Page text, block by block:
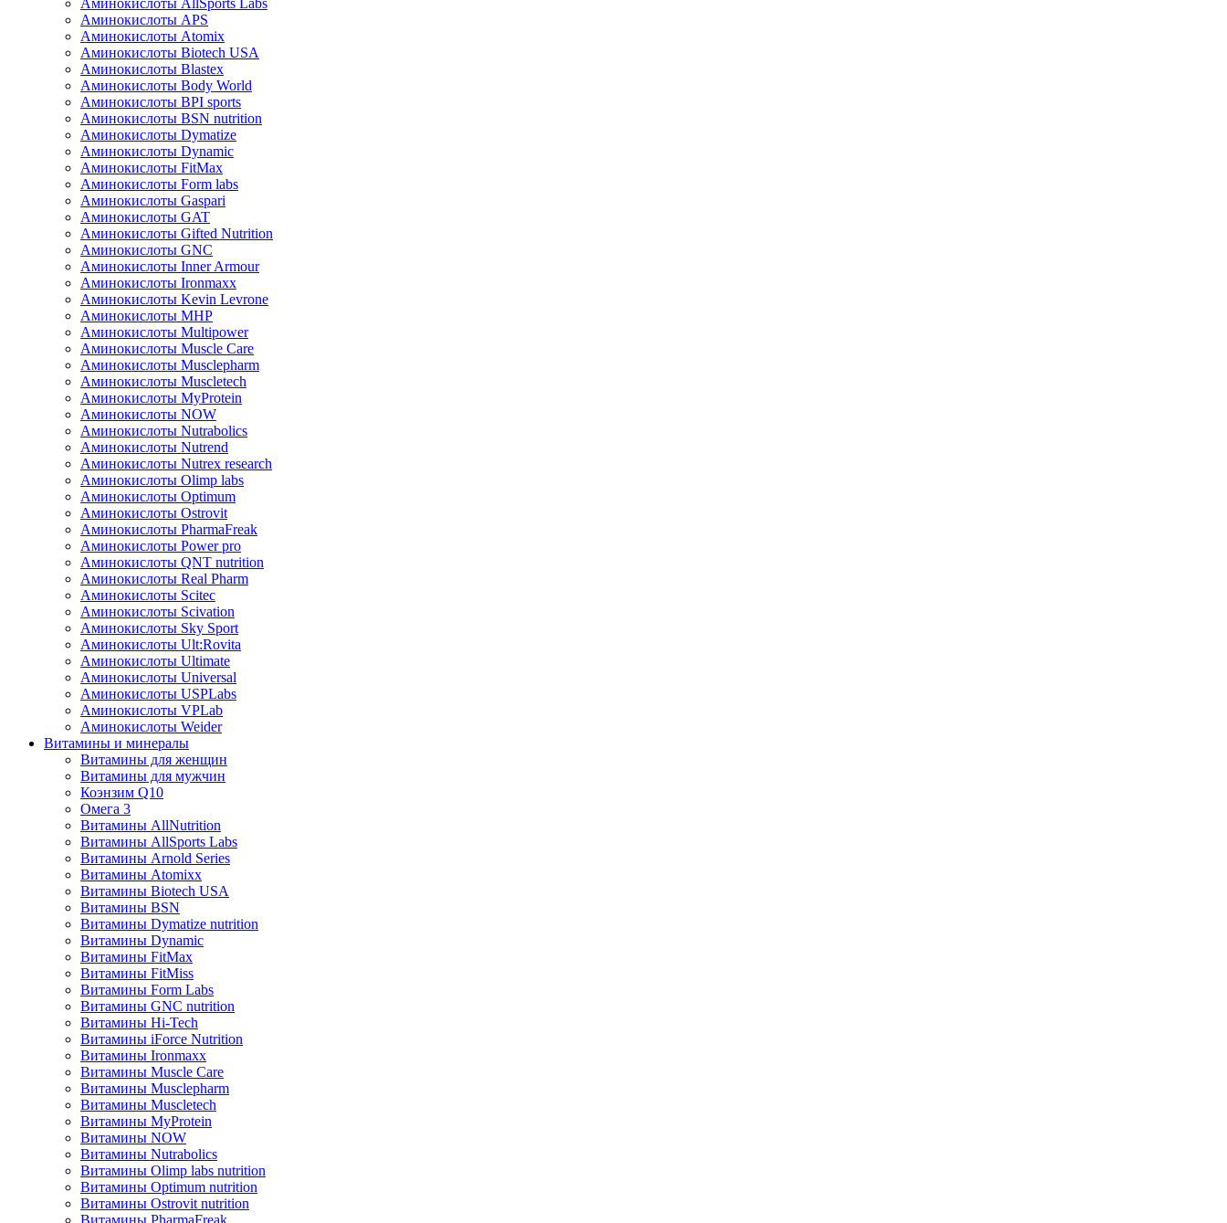
Аминокислоты APS
Аминокислоты Atomix
Аминокислоты Biotech USA
Аминокислоты Blastex
Аминокислоты Body World
Аминокислоты BPI sports
Аминокислоты BSN nutrition
Аминокислоты Dymatize
Аминокислоты Dynamic
Аминокислоты FitMax
Аминокислоты Form labs
Аминокислоты Gaspari
Аминокислоты GAT
Аминокислоты Gifted Nutrition
Аминокислоты GNC
Аминокислоты Inner Armour
Аминокислоты Ironmaxx
Аминокислоты Kevin Levrone
Аминокислоты MHP
Аминокислоты Multipower
Аминокислоты Muscle Care
Аминокислоты Musclepharm
Аминокислоты Muscletech
Аминокислоты MyProtein
Аминокислоты NOW
Аминокислоты Nutrabolics
Аминокислоты Nutrend
Аминокислоты Nutrex research
Аминокислоты Olimp labs
Аминокислоты Optimum
Аминокислоты Ostrovit
Аминокислоты PharmaFreak
Аминокислоты Power pro
Аминокислоты QNT nutrition
Аминокислоты Real Pharm
Аминокислоты Scitec
Аминокислоты Scivation
Аминокислоты Sky Sport
Аминокислоты Ult:Rovita
Аминокислоты Ultimate
Аминокислоты Universal
Аминокислоты USPLabs
Аминокислоты VPLab
Аминокислоты Weider
Витамины и минералы
Витамины для женщин
Витамины для мужчин
Коэнзим Q10
Омега 3
Витамины AllNutrition
Витамины AllSports Labs
Витамины Arnold Series
Витамины Atomixx
Витамины Biotech USA
Витамины BSN
Витамины Dymatize nutrition
Витамины Dynamic
Витамины FitMax
Витамины FitMiss
Витамины Form Labs
Витамины GNC nutrition
Витамины Hi-Tech
Витамины iForce Nutrition
Витамины Ironmaxx
Витамины Muscle Care
Витамины Musclepharm
Витамины Muscletech
Витамины MyProtein
Витамины NOW
Витамины Nutrabolics
Витамины Olimp labs nutrition
Витамины Optimum nutrition
Витамины Ostrovit nutrition
Витамины PharmaFreak